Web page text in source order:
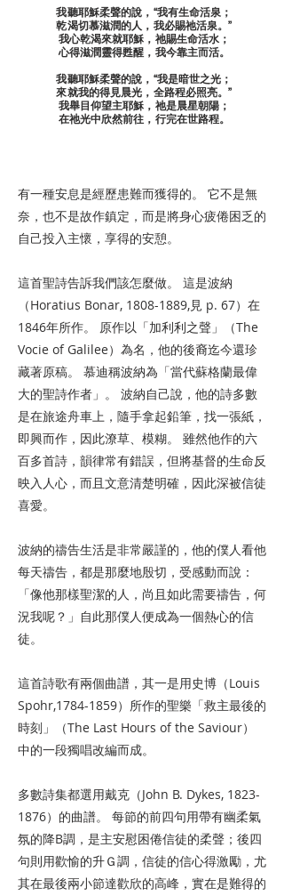
我聽耶穌柔聲的說，“我有生命活泉；
乾渴切慕滋潤的人，我必賜祂活泉。”
我心乾渴來就耶穌，祂賜生命活水；
心得滋潤靈得甦醒，我今靠主而活。
我聽耶穌柔聲的說，“我是暗世之光；
來就我的得見晨光，全路程必照亮。”
我舉目仰望主耶穌，祂是晨星朝陽；
在祂光中欣然前往，行完在世路程。
有一種安息是經歷患難而獲得的。 它不是無
奈，也不是故作鎮定，而是將身心疲倦困乏的
自己投入主懷，享得的安憩。
這首聖詩告訴我們該怎麼做。 這是波納
（Horatius Bonar, 1808-1889,見 p. 67）在
1846年所作。 原作以「加利利之聲」（The
Vocie of Galilee）為名，他的後裔迄今還珍
藏著原稿。 慕迪稱波納為「當代蘇格蘭最偉
大的聖詩作者」。 波納自己說，他的詩多數
是在旅途舟車上，隨手拿起鉛筆，找一張紙，
即興而作，因此潦草、模糊。 雖然他作的六
百多首詩，韻律常有錯誤，但將基督的生命反
映入人心，而且文意清楚明確，因此深被信徒
喜愛。
波納的禱告生活是非常嚴謹的，他的僕人看他
每天禱告，都是那麼地殷切，受感動而說：
「像他那樣聖潔的人，尚且如此需要禱告，何
況我呢？」自此那僕人便成為一個熱心的信
徒。
這首詩歌有兩個曲譜，其一是用史博（Louis
Spohr,1784-1859）所作的聖樂「救主最後的
時刻」（The Last Hours of the Saviour）
中的一段獨唱改編而成。
多數詩集都選用戴克（John B. Dykes, 1823-
1876）的曲譜。 每節的前四句用帶有幽柔氣
氛的降B調，是主安慰困倦信徒的柔聲；後四
句則用歡愉的升Ｇ調，信徒的信心得激勵，尤
其在最後兩小節達歡欣的高峰，實在是難得的